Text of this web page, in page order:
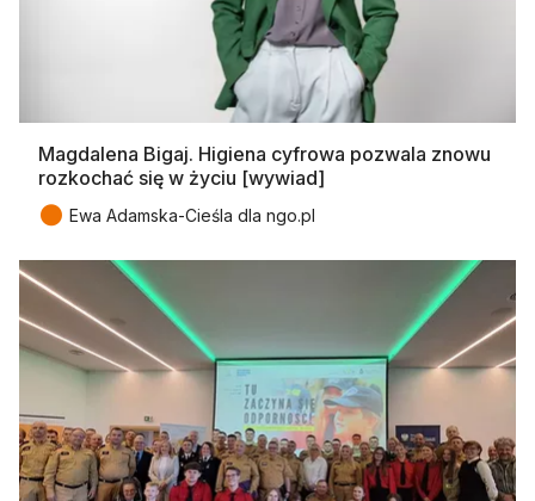
Magdalena Bigaj. Higiena cyfrowa pozwala znowu
rozkochać się w życiu [wywiad]
● Ewa Adamska-Cieśla dla ngo.pl